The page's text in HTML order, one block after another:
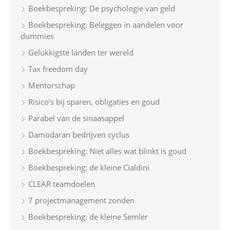
f
o
r
:
Boekbespreking: De psychologie van geld
Boekbespreking: Beleggen in aandelen voor
dummies
Gelukkigste landen ter wereld
Tax freedom day
Mentorschap
Risico’s bij sparen, obligaties en goud
Parabel van de sinaasappel
Damodaran bedrijven cyclus
Boekbespreking: Niet alles wat blinkt is goud
Boekbespreking: de kleine Cialdini
CLEAR teamdoelen
7 projectmanagement zonden
Boekbespreking: de kleine Semler